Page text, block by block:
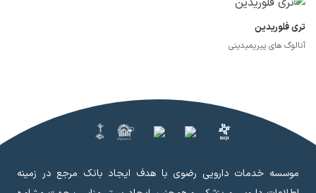
تری فلوریدین
آنالوگ های پیریمیدینی
موسسه خدمات دارویی رضوی با هدف ایجاد بانک مرجع در زمینه